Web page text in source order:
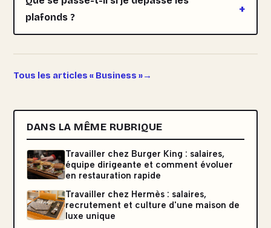
plafonds ?
Tous les articles « Business »
DANS LA MÊME RUBRIQUE
Travailler chez Burger King : salaires,
équipe dirigeante et comment évoluer
en restauration rapide
Travailler chez Hermès : salaires,
recrutement et culture d'une maison de
luxe unique